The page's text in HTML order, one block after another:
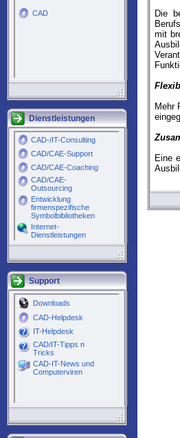
Dienstleistungen
Support
Die
mit
Mehr
Eine